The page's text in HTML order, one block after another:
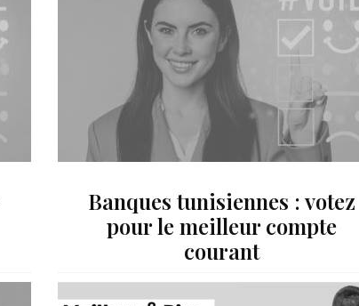
Banques tunisiennes : votez
pour le meilleur compte
courant